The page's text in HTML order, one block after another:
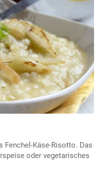
Käse-Risotto. Das
oder vegetarisches